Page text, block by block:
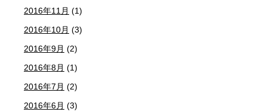
2016年11月 (1)
2016年10月 (3)
2016年9月 (2)
2016年8月 (1)
2016年7月 (2)
2016年6月 (3)